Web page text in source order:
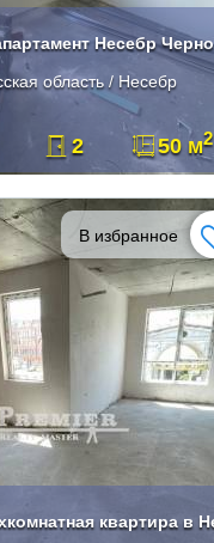
область / Несебр
2 50 м2
В избранное